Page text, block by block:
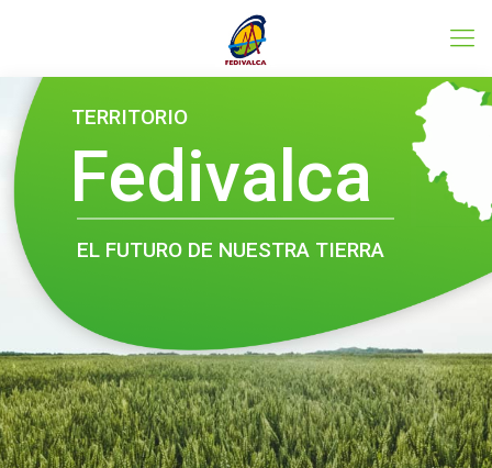
Conoce el programa LEADER
TERRITORIO
Fedivalca
EL FUTURO DE NUESTRA TIERRA